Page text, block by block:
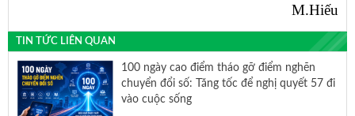
M.Hiếu
TIN TỨC LIÊN QUAN
100 ngày cao điểm tháo gỡ điểm nghẽn
chuyển đổi số: Tăng tốc để nghị quyết 57 đi
vào cuộc sống